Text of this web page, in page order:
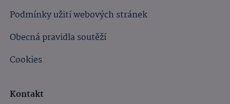
Podmínky užití webových stránek
Obecná pravidla soutěží
Cookies
Kontakt